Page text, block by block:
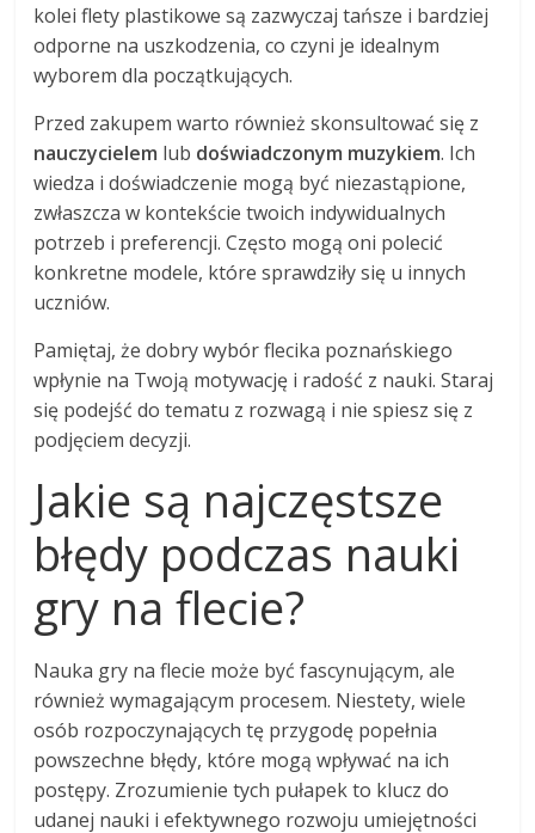
kolei flety plastikowe są zazwyczaj tańsze i bardziej
odporne na uszkodzenia, co czyni je idealnym
wyborem dla początkujących.
Przed zakupem warto również skonsultować się z
nauczycielem lub doświadczonym muzykiem. Ich
wiedza i doświadczenie mogą być niezastąpione,
zwłaszcza w kontekście twoich indywidualnych
potrzeb i preferencji. Często mogą oni polecić
konkretne modele, które sprawdziły się u innych
uczniów.
Pamiętaj, że dobry wybór flecika poznańskiego
wpłynie na Twoją motywację i radość z nauki. Staraj
się podejść do tematu z rozwagą i nie spiesz się z
podjęciem decyzji.
Jakie są najczęstsze
błędy podczas nauki
gry na flecie?
Nauka gry na flecie może być fascynującym, ale
również wymagającym procesem. Niestety, wiele
osób rozpoczynających tę przygodę popełnia
powszechne błędy, które mogą wpływać na ich
postępy. Zrozumienie tych pułapek to klucz do
udanej nauki i efektywnego rozwoju umiejętności